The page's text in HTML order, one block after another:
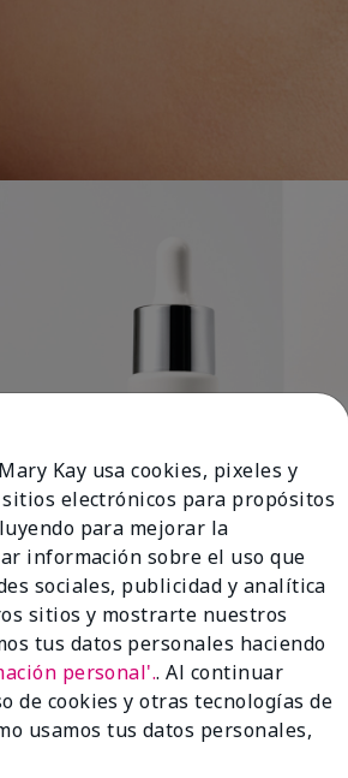
Kay usa cookies, pixeles y
electrónicos para propósitos
para mejorar la
información sobre el uso que
sociales, publicidad y analítica
sitios y mostrarte nuestros
tus datos personales haciendo
personal'.. Al continuar
de cookies y otras tecnologías de
usamos tus datos personales,